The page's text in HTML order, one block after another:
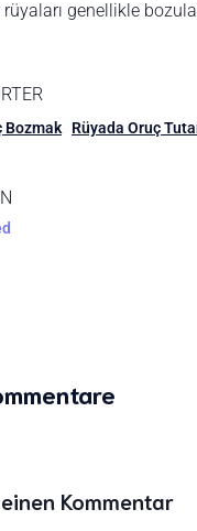
rüyaları genellikle
Bozmak Rüyada Oruç
Kommentar